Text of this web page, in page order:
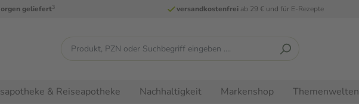
geliefert3 versandkostenfreiab 29 € und für E-Rezepte
& Reiseapotheke Nachhaltigkeit Markenshop Themenwelten